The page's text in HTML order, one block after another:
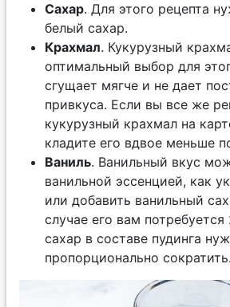
Сахар. Для этого рецепта
белый сахар.
Крахмал. Кукурузный
оптимальный выбор для
сгущает мягче и не дает
привкуса. Если вы все же
кукурузный крахмал на
кладите его вдвое меньше
Ваниль. Ванильный вкус
ванильной эссенцией, как
или добавить ванильный
случае его вам
сахар в составе пудинга
пропорционально сократить.